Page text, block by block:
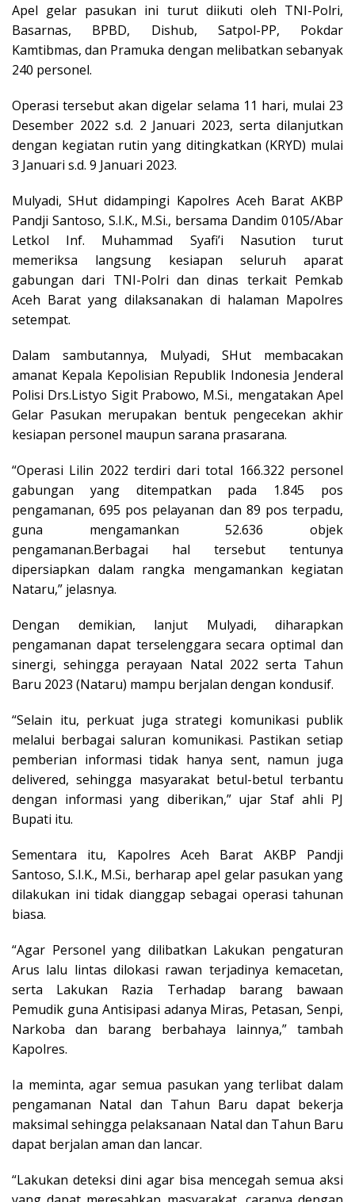
Apel gelar pasukan ini turut diikuti oleh TNI-Polri,
Basarnas, BPBD, Dishub, Satpol-PP, Pokdar
Kamtibmas, dan Pramuka dengan melibatkan sebanyak
240 personel.
Operasi tersebut akan digelar selama 11 hari, mulai 23
Desember 2022 s.d. 2 Januari 2023, serta dilanjutkan
dengan kegiatan rutin yang ditingkatkan (KRYD) mulai
3 Januari s.d. 9 Januari 2023.
Mulyadi, SHut didampingi Kapolres Aceh Barat AKBP
Pandji Santoso, S.I.K., M.Si., bersama Dandim 0105/Abar
Letkol Inf. Muhammad Syafi’i Nasution turut
memeriksa langsung kesiapan seluruh aparat
gabungan dari TNI-Polri dan dinas terkait Pemkab
Aceh Barat yang dilaksanakan di halaman Mapolres
setempat.
Dalam sambutannya, Mulyadi, SHut membacakan
amanat Kepala Kepolisian Republik Indonesia Jenderal
Polisi Drs.Listyo Sigit Prabowo, M.Si., mengatakan Apel
Gelar Pasukan merupakan bentuk pengecekan akhir
kesiapan personel maupun sarana prasarana.
“Operasi Lilin 2022 terdiri dari total 166.322 personel
gabungan yang ditempatkan pada 1.845 pos
pengamanan, 695 pos pelayanan dan 89 pos terpadu,
guna mengamankan 52.636 objek
pengamanan.Berbagai hal tersebut tentunya
dipersiapkan dalam rangka mengamankan kegiatan
Nataru,” jelasnya.
Dengan demikian, lanjut Mulyadi, diharapkan
pengamanan dapat terselenggara secara optimal dan
sinergi, sehingga perayaan Natal 2022 serta Tahun
Baru 2023 (Nataru) mampu berjalan dengan kondusif.
“Selain itu, perkuat juga strategi komunikasi publik
melalui berbagai saluran komunikasi. Pastikan setiap
pemberian informasi tidak hanya sent, namun juga
delivered, sehingga masyarakat betul-betul terbantu
dengan informasi yang diberikan,” ujar Staf ahli PJ
Bupati itu.
Sementara itu, Kapolres Aceh Barat AKBP Pandji
Santoso, S.I.K., M.Si., berharap apel gelar pasukan yang
dilakukan ini tidak dianggap sebagai operasi tahunan
biasa.
“Agar Personel yang dilibatkan Lakukan pengaturan
Arus lalu lintas dilokasi rawan terjadinya kemacetan,
serta Lakukan Razia Terhadap barang bawaan
Pemudik guna Antisipasi adanya Miras, Petasan, Senpi,
Narkoba dan barang berbahaya lainnya,” tambah
Kapolres.
Ia meminta, agar semua pasukan yang terlibat dalam
pengamanan Natal dan Tahun Baru dapat bekerja
maksimal sehingga pelaksanaan Natal dan Tahun Baru
dapat berjalan aman dan lancar.
“Lakukan deteksi dini agar bisa mencegah semua aksi